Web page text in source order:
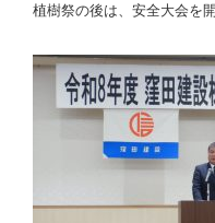
植樹祭の後は、安全大会を